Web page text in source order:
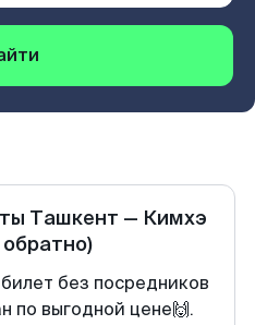
Ташкент — Кимхэ
без посредников
по выгодной цене🙌.